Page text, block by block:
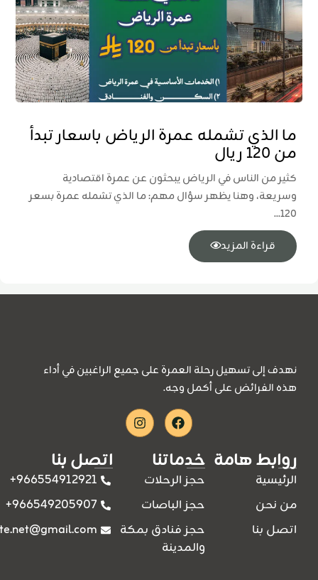
ما الذي تشمله عمرة الرياض باسعار تبدأ
من 120 ريال
كثير من الناس في الرياض يبحثون عن عمرة اقتصادية
وسريعة، وهنا يظهر سؤال مهم: ما الذي تشمله عمرة بسعر
120...
قراءة المزيد
نهدف إلى تسهيل رحلة العمرة على جميع الراغبين في أداء
هذه الفرائض على أكمل وجه.
Facebook
Instagram
روابط هامة
الرئيسية
من نحن
اتصل بنا
خدماتنا
حجز الرحلات
حجز الباصات
حجز فنادق بمكة
والمدينة
اتصل بنا
966554912921+
966549205907+